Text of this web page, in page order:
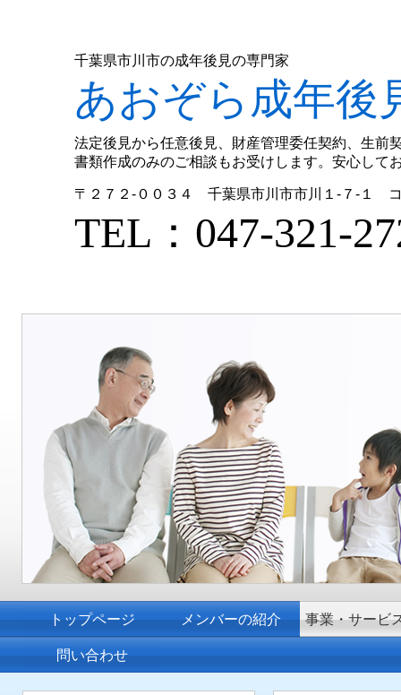
千葉県市川市の成年後見の専門家
あおぞら成年後
法定後見から任意後見、財産管理委任契約、生前
書類作成のみのご相談もお受けします。安心して
〒２７２-００３４ 千葉県市川市市川１-７-１
TEL：047-
トップページ メンバーの紹介 事業・サービ
問い合わせ